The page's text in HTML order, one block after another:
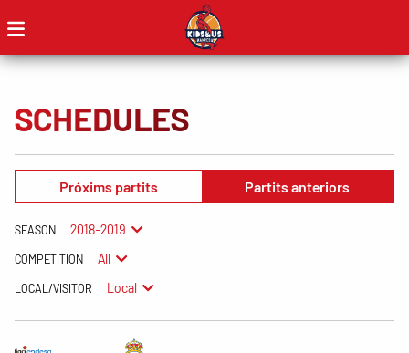
SCHEDULES
Próxims partits Partits anteriors
SEASON 2018-2019
COMPETITION All
LOCAL/VISITOR Local